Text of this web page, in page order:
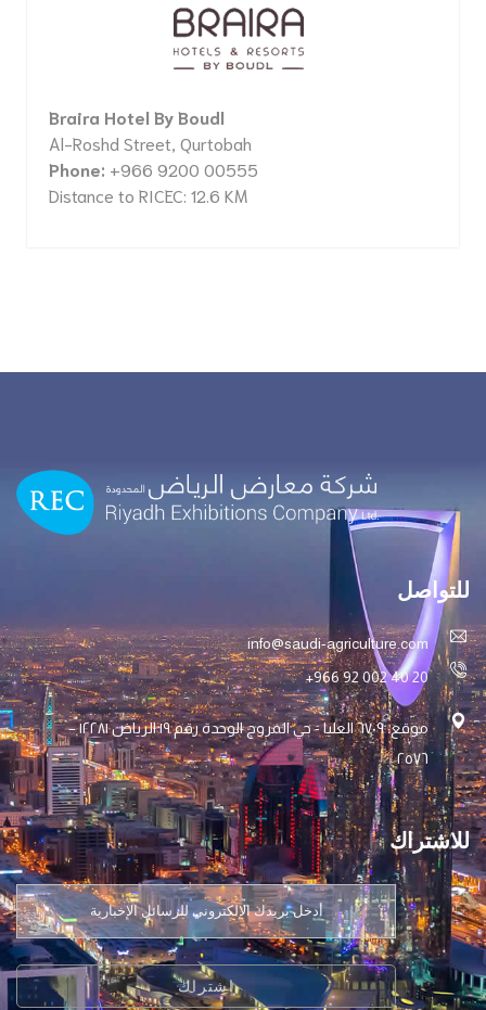
Braira Hotel By Boudl
Al-Roshd Street, Qurtobah
Phone: +966 9200 00555
Distance to RICEC: 12.6 KM
للتواصل
info@saudi-agriculture.com
+966 92 002 40 20
موقع: ٦۷۰۹ العليا - حي المروج الوحدة رقم ۱۹ الرياض ۱۲۲۸۱ –
۲٥۷٦
للاشتراك